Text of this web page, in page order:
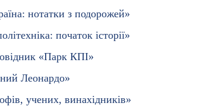
нотатки з подорожей»
початок історії»
«Парк КПІ»
Леонардо»
учених, винахідників»